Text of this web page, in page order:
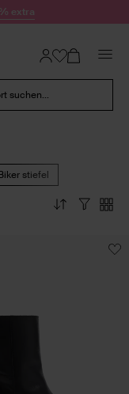
extra
suchen...
stiefel